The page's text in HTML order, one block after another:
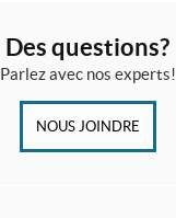
Des questions?
Parlez avec nos experts!
NOUS JOINDRE